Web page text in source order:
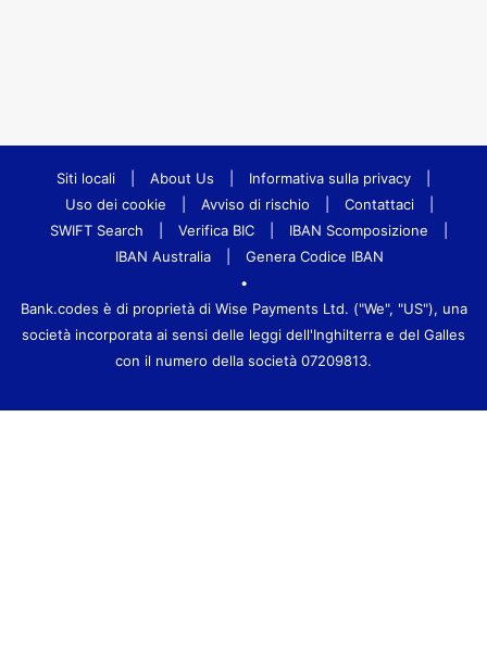
Siti locali About Us Informativa sulla privacy
Uso dei cookie
Avviso di rischio Contattaci
SWIFT Search
Verifica BIC IBAN Scomposizione
IBAN Australia
Genera Codice IBAN
•
Bank.codes è di proprietà di Wise Payments Ltd. ("We", "US"), una
società incorporata ai sensi delle leggi dell'Inghilterra e del Galles
con il numero della società 07209813.